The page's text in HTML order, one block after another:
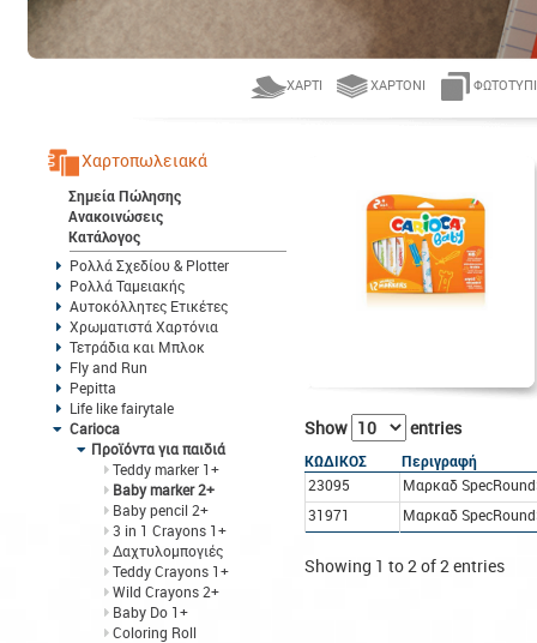
ΧΑΡΤΊ ΧΑΡΤΌΝΙ
Χαρτοπωλειακά
Σημεία Πώλησης
Ανακοινώσεις
Κατάλογος
Ρολλά Σχεδίου & Plotter
Ρολλά Ταμειακής
Αυτοκόλλητες Ετικέτες
Χρωματιστά Χαρτόνια
Τετράδια και Μπλοκ
Fly and Run
Pepitta
Life like fairytale
Carioca
Προϊόντα για παιδιά
Teddy marker 1+
Baby marker 2+
Baby pencil 2+
3 in 1 Crayons 1+
Δαχτυλομπογιές
Teddy Crayons 1+
Wild Crayons 2+
Baby Do 1+
Coloring Roll
Show entries
ΚΩΔΙΚΟΣ
Περιγραφή
23095
Μαρκαδ
31971
Μαρκαδ
Showing 1 to 2 of 2 entries